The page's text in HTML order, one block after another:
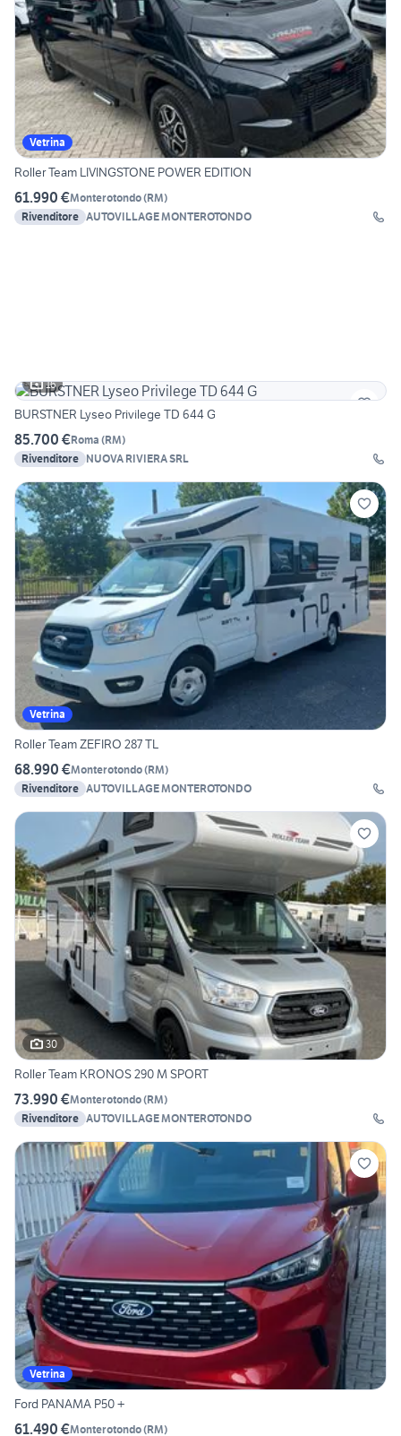
Vetrina
Roller Team LIVINGSTONE POWER EDITION
61.990 €Monterotondo(RM)
Rivenditore AUTOVILLAGE MONTEROTONDO
16
BURSTNER Lyseo Privilege TD 644 G
85.700 €Roma (RM)
Rivenditore NUOVA RIVIERA SRL
Vetrina
Roller Team ZEFIRO 287 TL
68.990 €Monterotondo(RM)
Rivenditore AUTOVILLAGE MONTEROTONDO
30
Roller Team KRONOS 290 M SPORT
73.990 €Monterotondo(RM)
Rivenditore AUTOVILLAGE MONTEROTONDO
Vetrina
Ford PANAMA P50 +
61.490 €Monterotondo(RM)